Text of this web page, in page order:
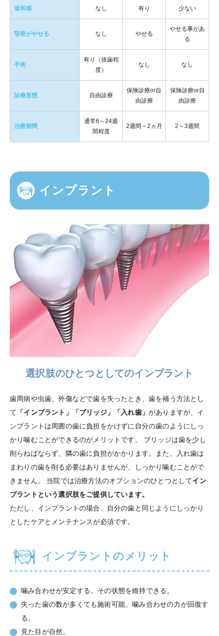
違和感 なし 有り 少ない
顎骨がやせる なし やせる
やせる事があ
る
手術
有り（抜歯程
度）
なし なし
診療形態 自由診療
保険診療or自
由診療
保険診療or自
由診療
治療期間
通常6～24週
間程度
2週間～2ヵ月 2～3週間
インプラント
選択肢のひとつとしてのインプラント
歯周病や虫歯、外傷などで歯を失ったとき、歯を補う方法とし
て 「インプラント」「ブリッジ」「入れ歯」がありますが、イ
ンプラントは周囲の歯に負担をかけずに自分の歯のようにしっ
かり噛むことができるのがメリットです。 ブリッジは歯を少し
削らねばならず、隣の歯に負担がかかります。また、入れ歯は
まわりの歯を削る必要はありませんが、しっかり噛むことがで
きません。 当院では治療方法のオプションのひとつとしてイン
プラントという選択肢をご提供しています。
ただし、インプラントの場合、自分の歯と同じようにしっかり
としたケアとメンテナンスが必須です。
インプラントのメリット
噛み合わせが安定する。その状態を維持できる。
失った歯の数が多くても施術可能。噛み合わせの力が回復す
る。
見た目が自然。